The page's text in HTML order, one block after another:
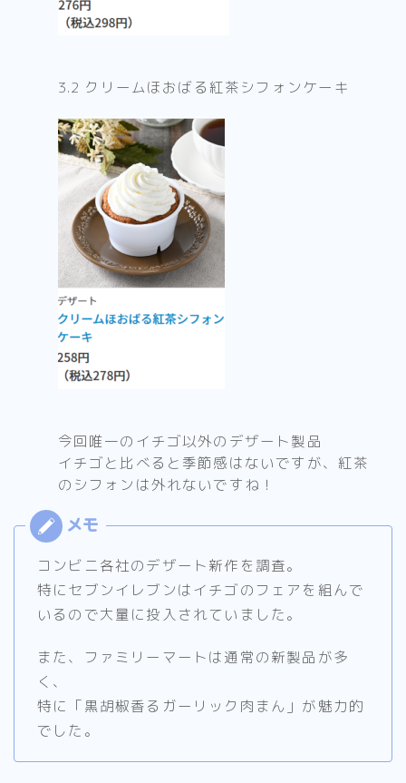
3.2 クリームほおばる紅茶シフォンケーキ
今回唯一のイチゴ以外のデザート製品
イチゴと比べると季節感はないですが、紅茶
のシフォンは外れないですね！
コンビニ各社のデザート新作を調査。
特にセブンイレブンはイチゴのフェアを組んで
いるので大量に投入されていました。
また、ファミリーマートは通常の新製品が多
く、
特に「黒胡椒香るガーリック肉まん」が魅力的
でした。